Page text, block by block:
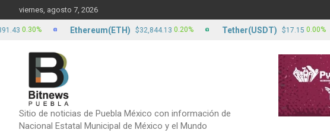
to
content
viernes, agosto 7, 2026
Sitio de noticias de Puebla México con información de
Nacional Estatal Municipal de México y el Mundo
Ethereum(ETH) $32,844.13 0.20% Tether(USDT) $17.15 0.00%